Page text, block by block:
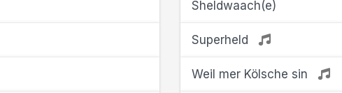
Sheldwaach(e)
Superheld
Weil mer Kölsche sin